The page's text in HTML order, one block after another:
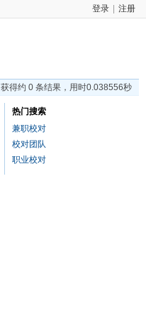
登录 注册
获得约 0 条结果，用时0.038556秒
热门搜索
兼职校对
校对团队
职业校对